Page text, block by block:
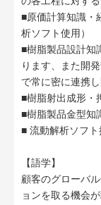
■原価計算知識・
析ソフト使用）
■樹脂製品設計知
ります、また開
で常に密に連携
■樹脂射出成形・
■樹脂製品金型知
■ 流動解析ソフト
【語学】
顧客のグローバ
ョンを取る機会